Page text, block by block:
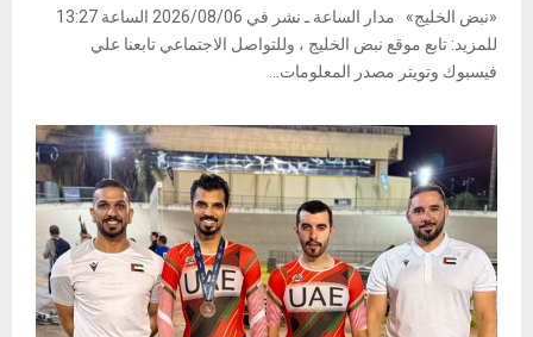
«نبض الخليج» مدار الساعة ـ نشر في 2026/08/06 الساعة 13:27
للمزيد: تابع موقع نبض الخليج ، وللتواصل الاجتماعي تابعنا علي
فيسبوك وتويتر مصدر المعلومات...